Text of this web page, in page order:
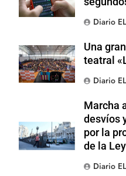
Diario
Una
teatral
Diario
Marcha
desvíos
por la
de la
Diario